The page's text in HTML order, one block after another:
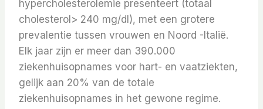
hypercholesterolemie presenteert (totaal
cholesterol> 240 mg/dl), met een grotere
prevalentie tussen vrouwen en Noord -Italië.
Elk jaar zijn er meer dan 390.000
ziekenhuisopnames voor hart- en vaatziekten,
gelijk aan 20% van de totale
ziekenhuisopnames in het gewone regime.